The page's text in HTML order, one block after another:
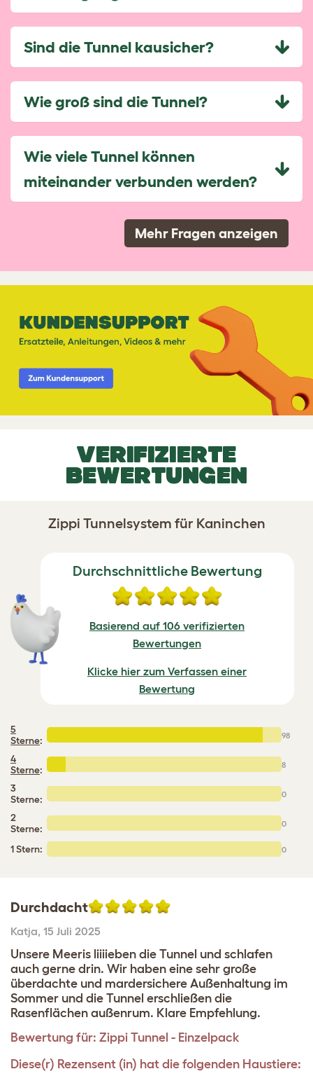
Sind die Tunnel kausicher?
Wie groß sind die Tunnel?
Wie viele Tunnel können
miteinander verbunden werden?
Mehr Fragen anzeigen
VERIFIZIERTE
BEWERTUNGEN
Zippi Tunnelsystem für Kaninchen
Durchschnittliche Bewertung
Basierend auf 106 verifizierten
Bewertungen
Klicke hier zum Verfassen einer
Bewertung
5
Sterne: 98
4
Sterne: 8
3
Sterne:
0
2
Sterne:
0
1 Stern: 0
Durchdacht
Katja, 15 Juli 2025
Unsere Meeris liiiieben die Tunnel und schlafen
auch gerne drin. Wir haben eine sehr große
überdachte und mardersichere Außenhaltung im
Sommer und die Tunnel erschließen die
Rasenflächen außenrum. Klare Empfehlung.
Bewertung für: Zippi Tunnel - Einzelpack
Diese(r) Rezensent (in) hat die folgenden Haustiere: